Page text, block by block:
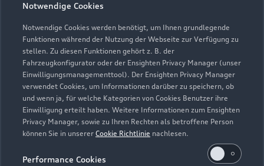
Notwendige Cookies
Notwendige Cookies werden benötigt, um Ihnen grundlegende
Funktionen während der Nutzung der Webseite zur Verfügung zu
stellen. Zu diesen Funktionen gehört z. B. der
Fahrzeugkonfigurator oder der Ensighten Privacy Manager (unser
Einwilligungsmanagementtool). Der Ensighten Privacy Manager
verwendet Cookies, um Informationen darüber zu speichern, ob
und wenn ja, für welche Kategorien von Cookies Benutzer ihre
Einwilligung erteilt haben. Weitere Informationen zum Ensighten
Privacy Manager, sowie zu Ihren Rechten als betroffene Person
können Sie in unserer Cookie Richtlinie nachlesen.
Performance Cookies
Zur Inspektion
Zurück nach oben
Modelle